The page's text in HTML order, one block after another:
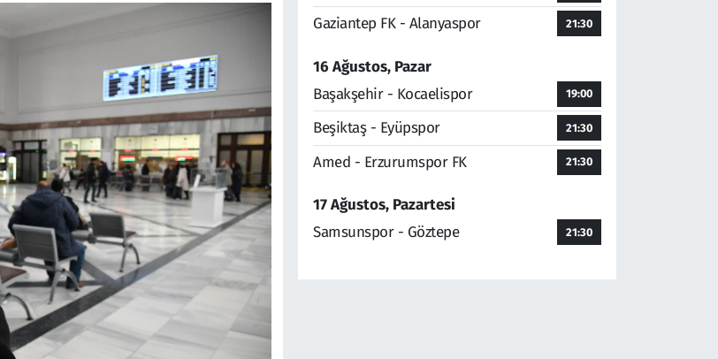
Gaziantep FK - Alanyaspor 21:30
16 Ağustos, Pazar
Başakşehir - Kocaelispor
19:00
Beşiktaş - Eyüpspor 21:30
Amed - Erzurumspor FK 21:30
17 Ağustos, Pazartesi
Samsunspor - Göztepe
21:30